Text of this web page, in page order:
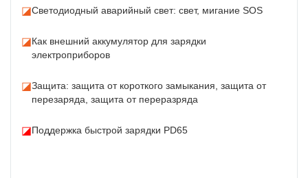
◪Светодиодный аварийный свет: свет, мигание SOS
◪Как внешний аккумулятор для зарядки
электроприборов
◪Защита: защита от короткого замыкания, защита от
перезаряда, защита от переразряда
◪Поддержка быстрой зарядки PD65